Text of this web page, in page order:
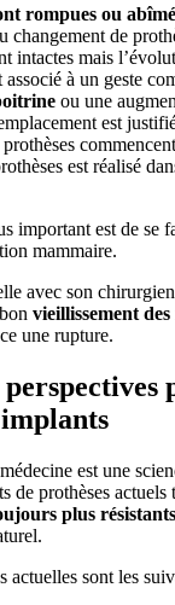
rompues ou
changement de
intactes mais
à un geste
ou une
est
est réalisé
important est de se
mammaire.
avec son
vieillissement
une rupture.
est une
de prothèses
plus résistants
actuelles sont les